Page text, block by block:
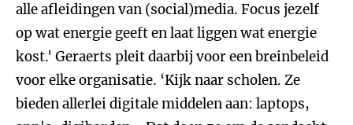
alle afleidingen van (social)media. Focus jezelf
op wat energie geeft en laat liggen wat energie
kost.' Geraerts pleit daarbij voor een breinbeleid
voor elke organisatie. ‘Kijk naar scholen. Ze
bieden allerlei digitale middelen aan: laptops,